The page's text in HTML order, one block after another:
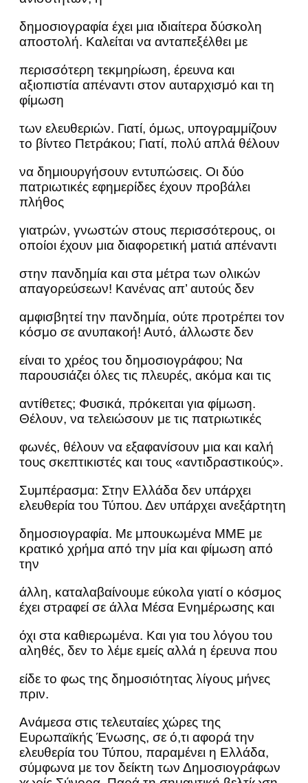
δημοσιογραφία έχει μια ιδιαίτερα δύσκολη
αποστολή. Καλείται να ανταπεξέλθει με
περισσότερη τεκμηρίωση, έρευνα και
αξιοπιστία απέναντι στον αυταρχισμό και τη
φίμωση
των ελευθεριών. Γιατί, όμως, υπογραμμίζουν
το βίντεο Πετράκου; Γιατί, πολύ απλά θέλουν
να δημιουργήσουν εντυπώσεις. Οι δύο
πατριωτικές εφημερίδες έχουν προβάλει
πλήθος
γιατρών, γνωστών στους περισσότερους, οι
οποίοι έχουν μια διαφορετική ματιά απέναντι
στην πανδημία και στα μέτρα των ολικών
απαγορεύσεων! Κανένας απ’ αυτούς δεν
αμφισβητεί την πανδημία, ούτε προτρέπει τον
κόσμο σε ανυπακοή! Αυτό, άλλωστε δεν
είναι το χρέος του δημοσιογράφου; Να
παρουσιάζει όλες τις πλευρές, ακόμα και τις
αντίθετες; Φυσικά, πρόκειται για φίμωση.
Θέλουν, να τελειώσουν με τις πατριωτικές
φωνές, θέλουν να εξαφανίσουν μια και καλή
τους σκεπτικιστές και τους «αντιδραστικούς».
Συμπέρασμα: Στην Ελλάδα δεν υπάρχει
ελευθερία του Τύπου. Δεν υπάρχει ανεξάρτητη
δημοσιογραφία. Με μπουκωμένα ΜΜΕ με
κρατικό χρήμα από την μία και φίμωση από
την
άλλη, καταλαβαίνουμε εύκολα γιατί ο κόσμος
έχει στραφεί σε άλλα Μέσα Ενημέρωσης και
όχι στα καθιερωμένα. Και για του λόγου του
αληθές, δεν το λέμε εμείς αλλά η έρευνα που
είδε το φως της δημοσιότητας λίγους μήνες
πριν.
Ανάμεσα στις τελευταίες χώρες της
Ευρωπαϊκής Ένωσης, σε ό,τι αφορά την
ελευθερία του Τύπου, παραμένει η Ελλάδα,
σύμφωνα με τον δείκτη των Δημοσιογράφων